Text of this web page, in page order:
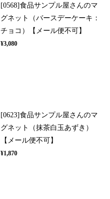
[0568]食品サンプル屋さんのマ
グネット（バースデーケーキ：
チョコ）【メール便不可】
¥3,080
[0623]食品サンプル屋さんのマ
グネット（抹茶白玉あずき）
【メール便不可】
¥1,870